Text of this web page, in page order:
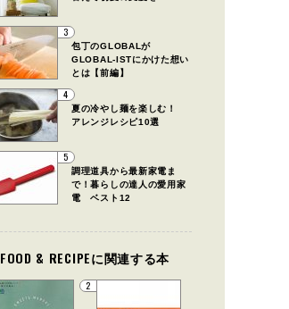
3
包丁のGLOBALが
GLOBAL-ISTにかけた想い
とは【前編】
4
夏の冷やし麺を楽しむ！
アレンジレシピ10選
5
調理道具から最新家電ま
で！暮らしの達人の愛用家
電 ベスト12
FOOD & RECIPEに関連する本
2